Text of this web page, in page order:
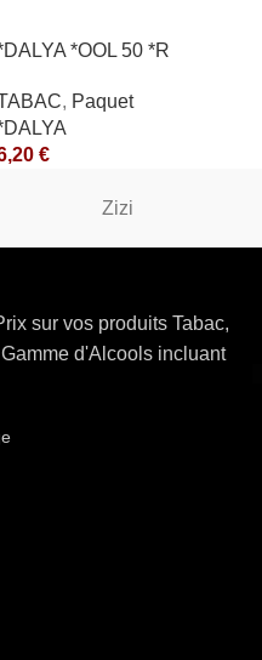
*OOL 50 *R
, Paquet
€
Zizi
sur vos produits Tabac,
d'Alcools incluant